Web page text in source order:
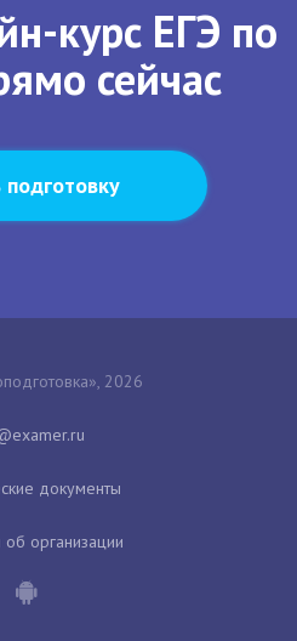
курс ЕГЭ по
сейчас
подготовку
2026
документы
организации